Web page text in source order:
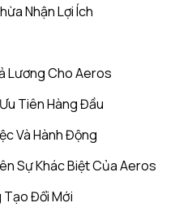
Nhận Lợi Ích
Lương Cho Aeros
Tiên Hàng Đầu
Và Hành Động
Sự Khác Biệt Của Aeros
Tạo Đổi Mới